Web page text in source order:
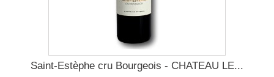
Saint-Estèphe cru Bourgeois - CHATEAU LE...